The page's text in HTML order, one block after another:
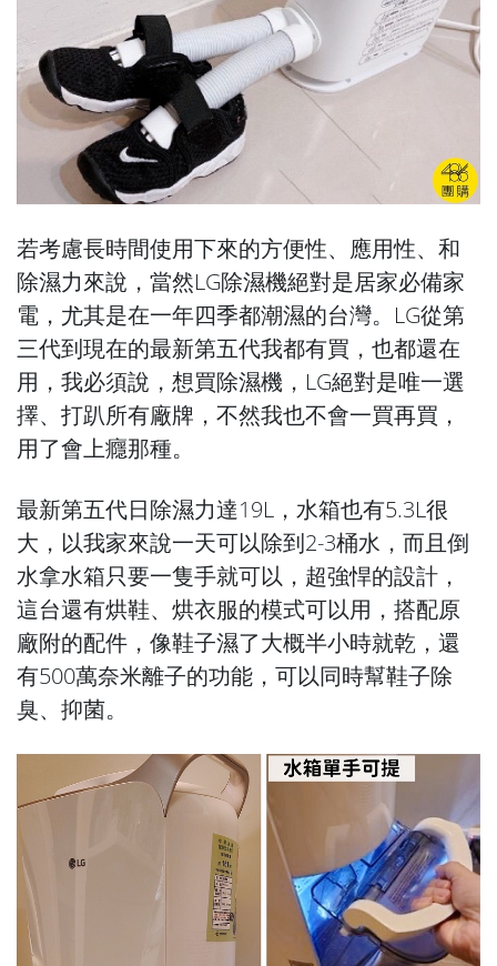
若考慮長時間使用下來的方便性、應用性、和
除濕力來說，當然LG除濕機絕對是居家必備家
電，尤其是在一年四季都潮濕的台灣。LG從第
三代到現在的最新第五代我都有買，也都還在
用，我必須說，想買除濕機，LG絕對是唯一選
擇、打趴所有廠牌，不然我也不會一買再買，
用了會上癮那種。
最新第五代日除濕力達19L，水箱也有5.3L很
大，以我家來說一天可以除到2-3桶水，而且倒
水拿水箱只要一隻手就可以，超強悍的設計，
這台還有烘鞋、烘衣服的模式可以用，搭配原
廠附的配件，像鞋子濕了大概半小時就乾，還
有500萬奈米離子的功能，可以同時幫鞋子除
臭、抑菌。